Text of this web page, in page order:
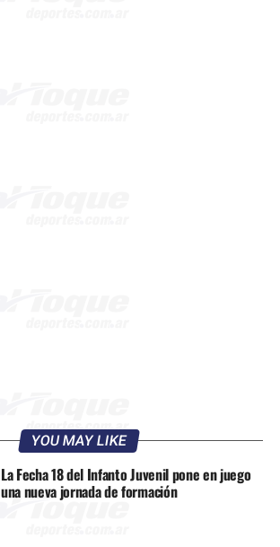
YOU MAY LIKE
La Fecha 18 del Infanto Juvenil pone en juego
una nueva jornada de formación